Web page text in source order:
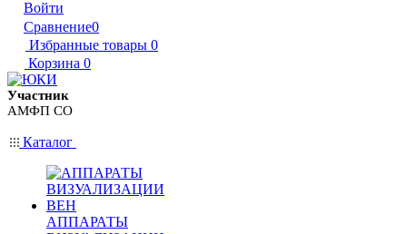
Войти
Сравнение0
Избранные товары 0
Корзина 0
Участник
АМФП СО
Каталог
АППАРАТЫ